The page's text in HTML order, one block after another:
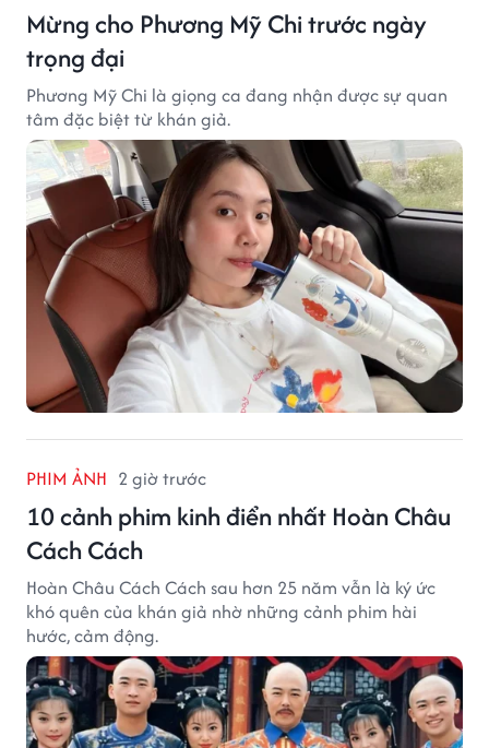
Mừng cho Phương Mỹ Chi trước ngày
trọng đại
Phương Mỹ Chi là giọng ca đang nhận được sự quan
tâm đặc biệt từ khán giả.
PHIM ẢNH 2 giờ trước
10 cảnh phim kinh điển nhất Hoàn Châu
Cách Cách
Hoàn Châu Cách Cách sau hơn 25 năm vẫn là ký ức
khó quên của khán giả nhờ những cảnh phim hài
hước, cảm động.